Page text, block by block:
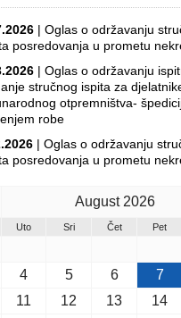
| Oglas o održavanju
posredovanja u prometu
| Oglas o održavanju
stručnog ispita za
otpremništva-
robe
| Oglas o održavanju
posredovanja u prometu
August 2026
Uto Sri Čet Pet
4 5 6 7
11 12 13 14